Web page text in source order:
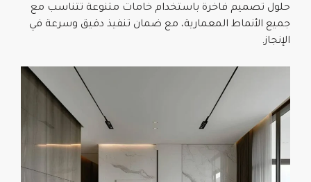
حلول تصميم فاخرة باستخدام خامات متنوعة تتناسب مع
جميع الأنماط المعمارية، مع ضمان تنفيذ دقيق وسرعة في
الإنجاز.